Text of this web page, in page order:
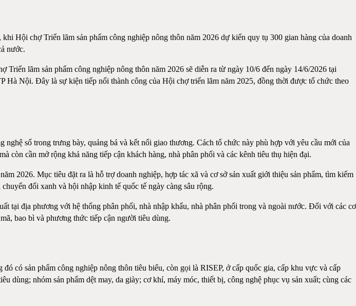
Hội chợ Triển lãm sản phẩm công nghiệp nông thôn năm 2026 dự kiến quy tụ 300 gian hàng của doanh
nước.
lãm sản phẩm công nghiệp nông thôn năm 2026 sẽ diễn ra từ ngày 10/6 đến ngày 14/6/2026 tại
Nội. Đây là sự kiện tiếp nối thành công của Hội chợ triển lãm năm 2025, đồng thời được tổ chức theo
số trong trưng bày, quảng bá và kết nối giao thương. Cách tổ chức này phù hợp với yêu cầu mới của
còn cần mở rộng khả năng tiếp cận khách hàng, nhà phân phối và các kênh tiêu thụ hiện đại.
2026. Mục tiêu đặt ra là hỗ trợ doanh nghiệp, hợp tác xã và cơ sở sản xuất giới thiệu sản phẩm, tìm kiếm
đổi xanh và hội nhập kinh tế quốc tế ngày càng sâu rộng.
tại địa phương với hệ thống phân phối, nhà nhập khẩu, nhà phân phối trong và ngoài nước. Đối với các cơ
bao bì và phương thức tiếp cận người tiêu dùng.
có sản phẩm công nghiệp nông thôn tiêu biểu, còn gọi là RISEP, ở cấp quốc gia, cấp khu vực và cấp
dùng; nhóm sản phẩm dệt may, da giày; cơ khí, máy móc, thiết bị, công nghệ phục vụ sản xuất; cùng các